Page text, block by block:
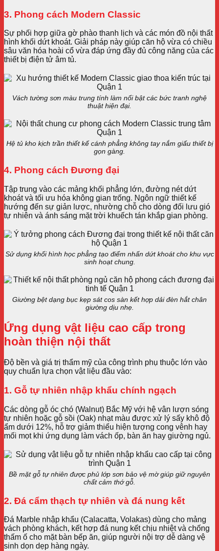
3. Phong cách Modern Classic
Sự phối hợp giữa gờ phào thanh lịch và các món đồ nội thất
hình khối dứt khoát. Giải pháp này giúp căn hộ vừa có chiều
sâu văn hóa hoài cổ vừa đáp ứng đầy đủ công năng của các
thiết bị điện tử âm tủ.
Vách tường sơn màu trung tính làm nổi bật các bức tranh nghệ
thuật hiện đại.
Hệ tủ kho kịch trần thiết kế cánh phẳng không tay nắm giấu thiết bị
gọn gàng.
4. Phong cách Đương đại
Tập trung vào các mảng khối phẳng lớn, đường nét dứt
khoát và tối ưu hóa không gian trống. Ngôn ngữ thiết kế
hướng đến sự giản lược, nhường chỗ cho dòng đối lưu gió
tự nhiên và ánh sáng mặt trời khuếch tán khắp gian phòng.
Sử dụng khối hình học phẳng tạo điểm nhấn dứt khoát cho khu vực
sinh hoạt chung.
Giường bệt dạng bục kẹp sát cos sàn kết hợp dải đèn hắt chân
giường dịu nhẹ.
Ứng dụng vật liệu cao cấp trong
hoàn thiện nội thất
Độ bền và giá trị thẩm mỹ của công trình phụ thuộc lớn vào
quy chuẩn lựa chọn vật liệu đầu vào:
1. Gỗ tự nhiên nhập khẩu chính ngạch
Các dòng gỗ óc chó (Walnut) Bắc Mỹ với hệ vân lượn sóng
tự nhiên hoặc gỗ sồi (Oak) nhạt màu được xử lý sấy khô độ
ẩm dưới 12%, hỗ trợ giảm thiểu hiện tượng cong vênh hay
mối mọt khi ứng dụng làm vách ốp, bàn ăn hay giường ngủ.
Bề mặt gỗ tự nhiên được phủ lớp sơn bảo vệ mờ giúp giữ nguyên
chất cảm thớ gỗ.
2. Đá cẩm thạch tự nhiên và đá nung kết
Đá Marble nhập khẩu (Calacatta, Volakas) dùng cho mảng
vách phòng khách, kết hợp đá nung kết chịu nhiệt và chống
thấm ố cho mặt bàn bếp ăn, giúp người nội trợ dễ dàng vệ
sinh dọn dẹp hàng ngày.